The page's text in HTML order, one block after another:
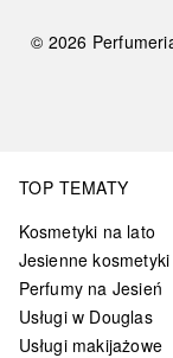
© 2026
TOP TEMATY
Kosmetyki na lato
Jesienne kosmetyki
Perfumy na Jesień
Usługi w Douglas
Usługi makijażowe